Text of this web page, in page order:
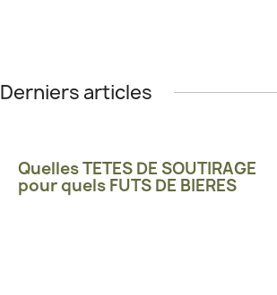
Derniers articles
Quelles TETES DE SOUTIRAGE
pour quels FUTS DE BIERES